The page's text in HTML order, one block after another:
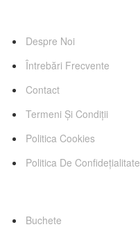
Despre Noi
Întrebări Frecvente
Contact
Termeni Și Condiții
Politica Cookies
Politica De Confidețialitate
Buchete